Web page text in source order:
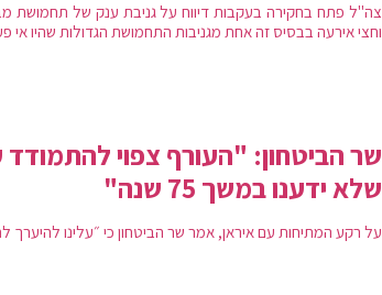
צה"ל פתח בחקירה בעקבות דיווח על גניבת ענק של תחמושת
וחצי אירעה בבסיס זה אחת מגניבות התחמושת הגדולות שהיו אי
שר הביטחון: "העורף צפוי
שלא ידענו במשך 75 שנה"
על רקע המתיחות עם איראן, אמר שר הביטחון כי ״עלינו להיערך